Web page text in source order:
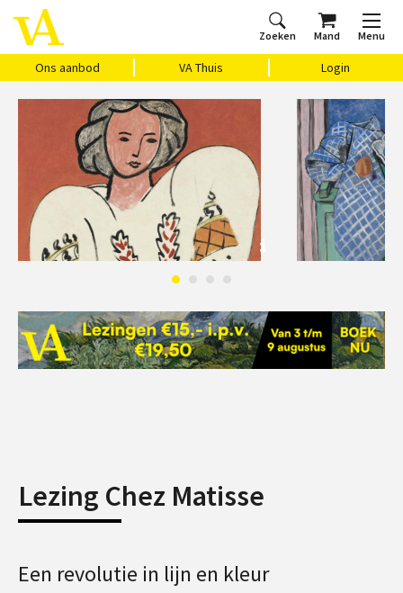
Zoeken Mand Menu
Ons aanbod VA Thuis Login
Home
Ons aanbod
Agenda
VAthuis
Over ons
Vragen?
Cadeaubon
Lezing Chez Matisse
Een revolutie in lijn en kleur